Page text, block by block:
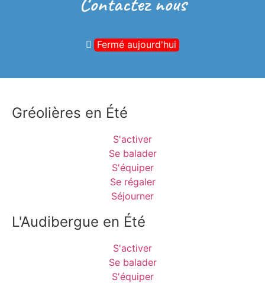
Fermé aujourd'hui
Gréolières en Été
S'activer
Se balader
S'équiper
Se régaler
Séjourner
L'Audibergue en Été
S'activer
Se balader
S'équiper